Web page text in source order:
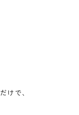
けで、